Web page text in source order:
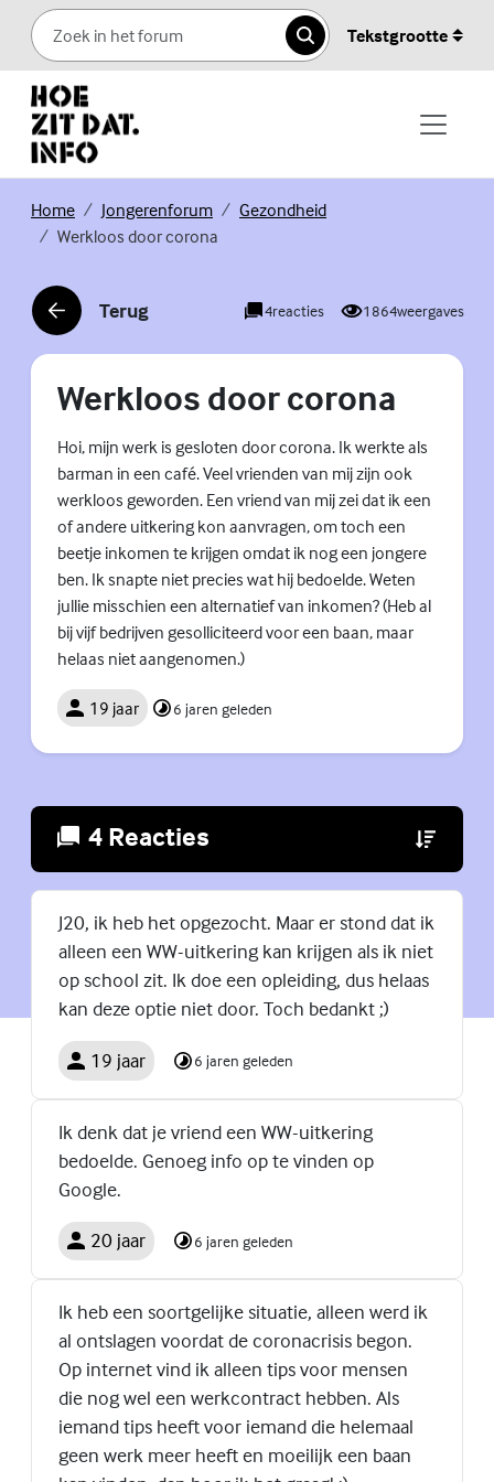
Skip to content
Zoeken
Tekstgrootte
Home(Externe link)
Jongerenforum(Externe link)
Gezondheid(Externe link)
Werkloos door corona
Terug
(Externe link) 4reacties 1864weergaves
Werkloos door corona
Hoi, mijn werk is gesloten door corona. Ik werkte als
barman in een café. Veel vrienden van mij zijn ook
werkloos geworden. Een vriend van mij zei dat ik een
of andere uitkering kon aanvragen, om toch een
beetje inkomen te krijgen omdat ik nog een jongere
ben. Ik snapte niet precies wat hij bedoelde. Weten
jullie misschien een alternatief van inkomen? (Heb al
bij vijf bedrijven gesolliciteerd voor een baan, maar
helaas niet aangenomen.)
19 jaar 6 jaren geleden
4 Reacties (Externe
J20, ik heb het opgezocht. Maar er stond dat ik
alleen een WW-uitkering kan krijgen als ik niet
op school zit. Ik doe een opleiding, dus helaas
kan deze optie niet door. Toch bedankt ;)
19 jaar 6 jaren geleden
Ik denk dat je vriend een WW-uitkering
bedoelde. Genoeg info op te vinden op
Google.
20 jaar 6 jaren geleden
Ik heb een soortgelijke situatie, alleen werd ik
al ontslagen voordat de coronacrisis begon.
Op internet vind ik alleen tips voor mensen
die nog wel een werkcontract hebben. Als
iemand tips heeft voor iemand die helemaal
geen werk meer heeft en moeilijk een baan